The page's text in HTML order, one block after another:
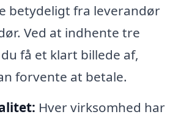
betydeligt fra leverandør
Ved at indhente tre
få et klart billede af,
forvente at betale.
Hver virksomhed har